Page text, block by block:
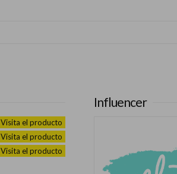
Visita el producto
Visita el producto
Visita el producto
Influencer